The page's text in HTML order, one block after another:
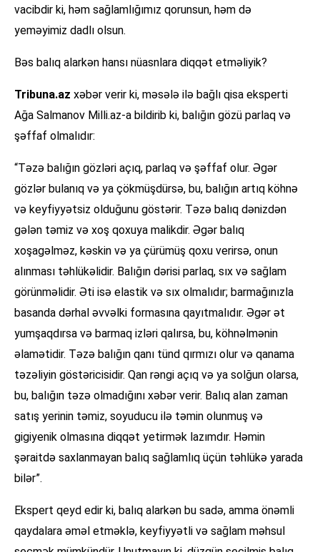
vacibdir ki, həm sağlamlığımız qorunsun, həm də
yeməyimiz dadlı olsun.
Bəs balıq alarkən hansı nüasnlara diqqət etməliyik?
Tribuna.az xəbər verir ki, məsələ ilə bağlı qisa eksperti
Ağa Salmanov Milli.az-a bildirib ki, balığın gözü parlaq və
şəffaf olmalıdır:
“Təzə balığın gözləri açıq, parlaq və şəffaf olur. Əgər
gözlər bulanıq və ya çökmüşdürsə, bu, balığın artıq köhnə
və keyfiyyətsiz olduğunu göstərir. Təzə balıq dənizdən
gələn təmiz və xoş qoxuya malikdir. Əgər balıq
xoşagəlməz, kəskin və ya çürümüş qoxu verirsə, onun
alınması təhlükəlidir. Balığın dərisi parlaq, sıx və sağlam
görünməlidir. Əti isə elastik və sıx olmalıdır; barmağınızla
basanda dərhal əvvəlki formasına qayıtmalıdır. Əgər ət
yumşaqdırsa və barmaq izləri qalırsa, bu, köhnəlmənin
əlamətidir. Təzə balığın qanı tünd qırmızı olur və qanama
təzəliyin göstəricisidir. Qan rəngi açıq və ya solğun olarsa,
bu, balığın təzə olmadığını xəbər verir. Balıq alan zaman
satış yerinin təmiz, soyuducu ilə təmin olunmuş və
gigiyenik olmasına diqqət yetirmək lazımdır. Həmin
şəraitdə saxlanmayan balıq sağlamlıq üçün təhlükə yarada
bilər”.
Ekspert qeyd edir ki, balıq alarkən bu sadə, amma önəmli
qaydalara əməl etməklə, keyfiyyətli və sağlam məhsul